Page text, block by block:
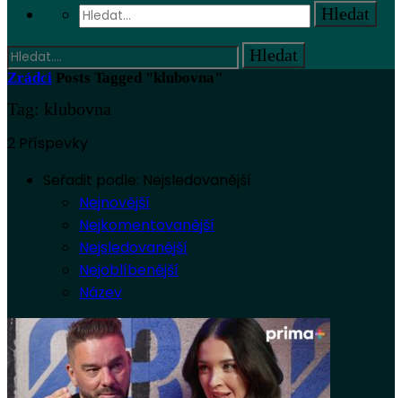
Zrádci Posts Tagged "klubovna"
Tag: klubovna
2 Příspevky
Seřadit podle: Nejsledovanější
Nejnovější
Nejkomentovanější
Nejsledovanější
Nejoblíbenější
Název